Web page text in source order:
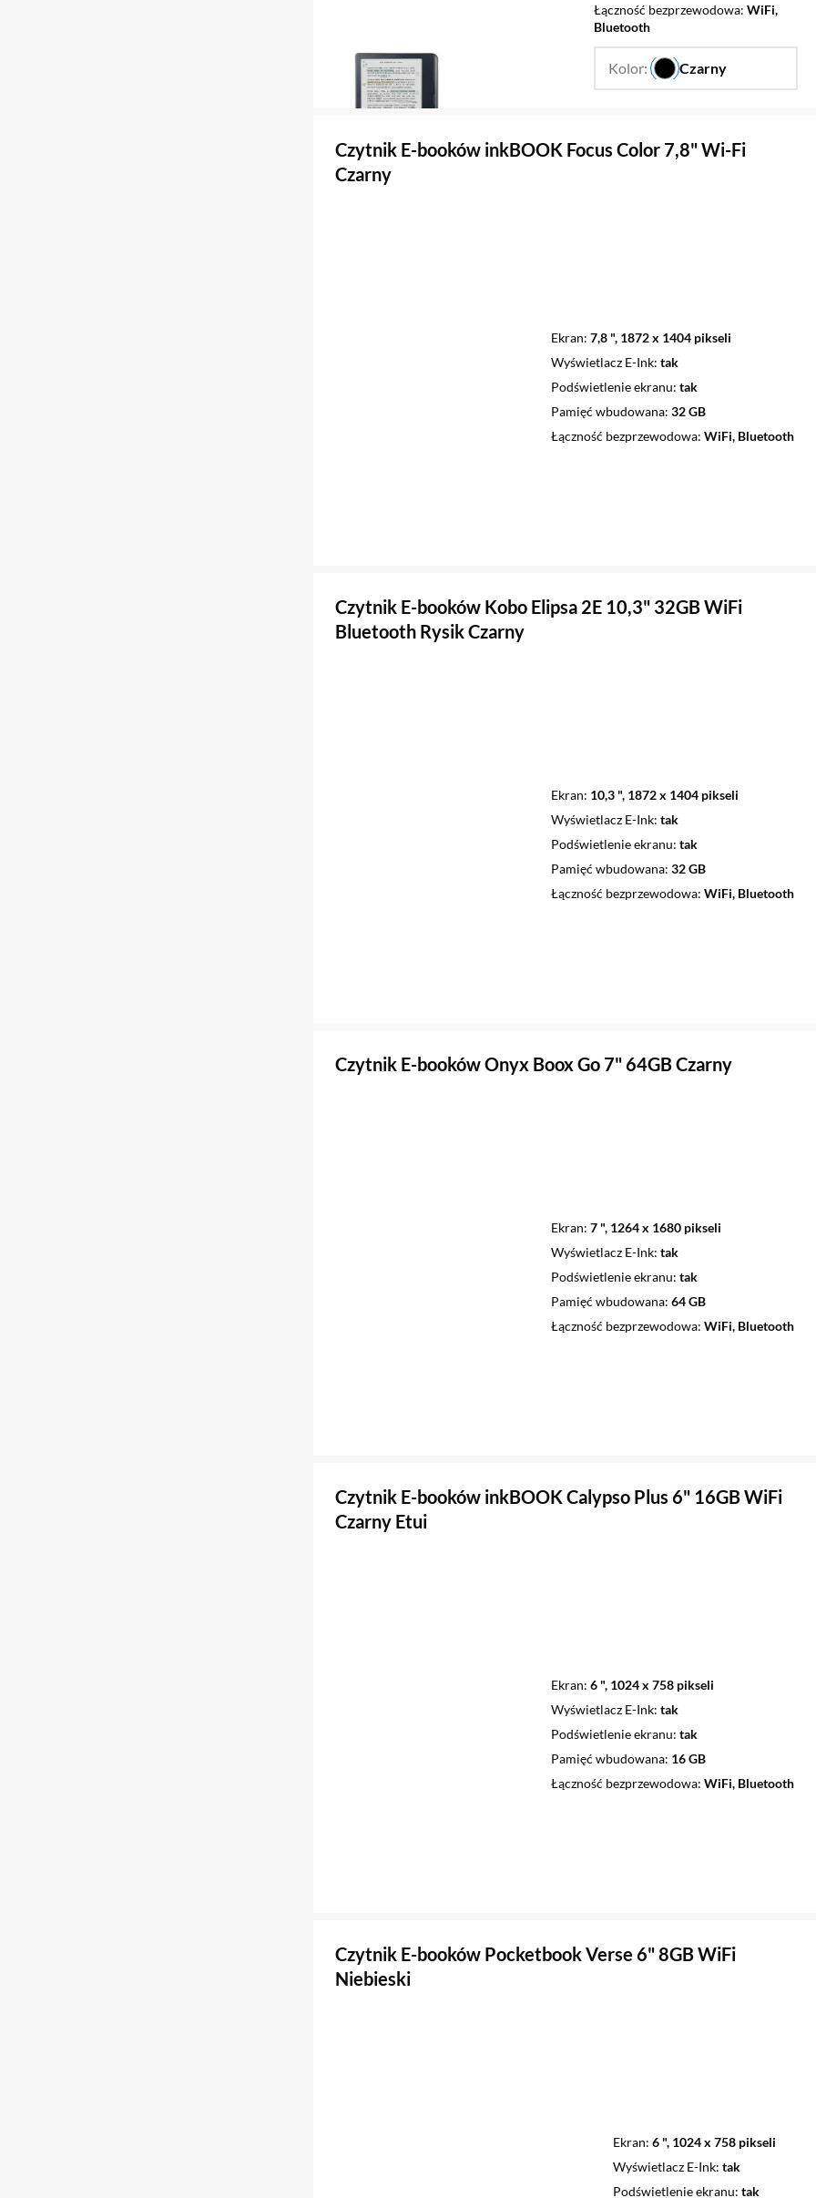
Łączność bezprzewodowa WiFi,
Bluetooth
Kolor: Czarny
…
Czytnik E-booków inkBOOK Focus Color 7,8" Wi-Fi
Czarny
Ekran 7,8 ", 1872 x 1404 pikseli
Wyświetlacz E-Ink tak
Podświetlenie ekranu tak
Pamięć wbudowana 32 GB
Łączność bezprzewodowa WiFi, Bluetooth
Czytnik E-booków Kobo Elipsa 2E 10,3" 32GB WiFi
Bluetooth Rysik Czarny
Ekran 10,3 ", 1872 x 1404 pikseli
Wyświetlacz E-Ink tak
Podświetlenie ekranu tak
Pamięć wbudowana 32 GB
Łączność bezprzewodowa WiFi, Bluetooth
Czytnik E-booków Onyx Boox Go 7" 64GB Czarny
Ekran 7 ", 1264 x 1680 pikseli
Wyświetlacz E-Ink tak
Podświetlenie ekranu tak
Pamięć wbudowana 64 GB
Łączność bezprzewodowa WiFi, Bluetooth
Czytnik E-booków inkBOOK Calypso Plus 6" 16GB WiFi
Czarny Etui
Ekran 6 ", 1024 x 758 pikseli
Wyświetlacz E-Ink tak
Podświetlenie ekranu tak
Pamięć wbudowana 16 GB
Łączność bezprzewodowa WiFi, Bluetooth
Czytnik E-booków Pocketbook Verse 6" 8GB WiFi
Niebieski
Ekran 6 ", 1024 x 758 pikseli
Wyświetlacz E-Ink tak
Podświetlenie ekranu tak